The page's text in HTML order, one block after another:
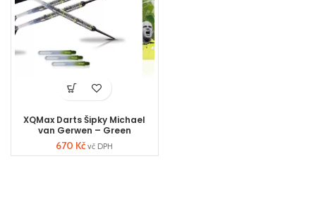
XQMax Darts Šipky Michael
van Gerwen – Green
Demolisher – 23g
670 Kč vč DPH